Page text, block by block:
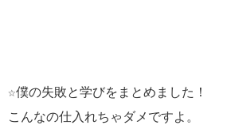
☆僕の失敗と学びをまとめました！
こんなの仕入れちゃダメですよ。